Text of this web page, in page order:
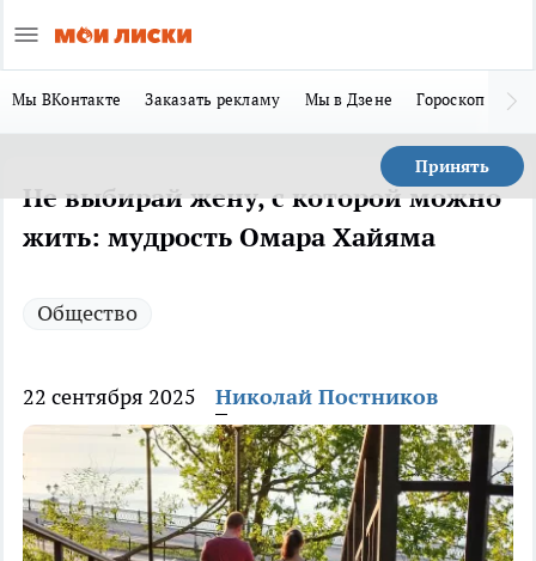
Мы ВКонтакте Заказать рекламу Мы в Дзене Гороскоп
Принять
Не выбирай жену, с которой можно
жить: мудрость Омара Хайяма
Общество
22 сентября 2025 Николай Постников